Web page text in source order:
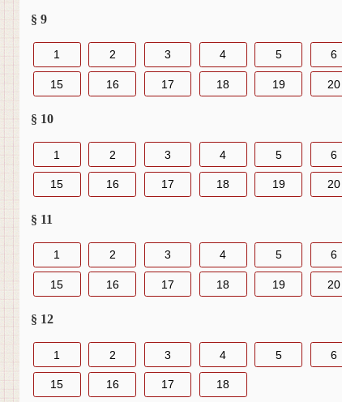
§ 9
1 2 3 4 5 6
15 16 17 18 19 20
§ 10
1 2 3 4 5 6
15 16 17 18 19 20
§ 11
1 2 3 4 5 6
15 16 17 18 19 20
§ 12
1 2 3 4 5 6
15 16 17 18